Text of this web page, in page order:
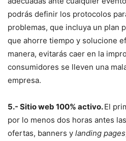
podrás definir los protocolos
problemas, que incluya un plan
que ahorre tiempo y solucione
manera, evitarás caer en la
consumidores se lleven una
empresa.
5.- Sitio web 100% activo.El
por lo menos dos horas antes
ofertas, banners y landing pages